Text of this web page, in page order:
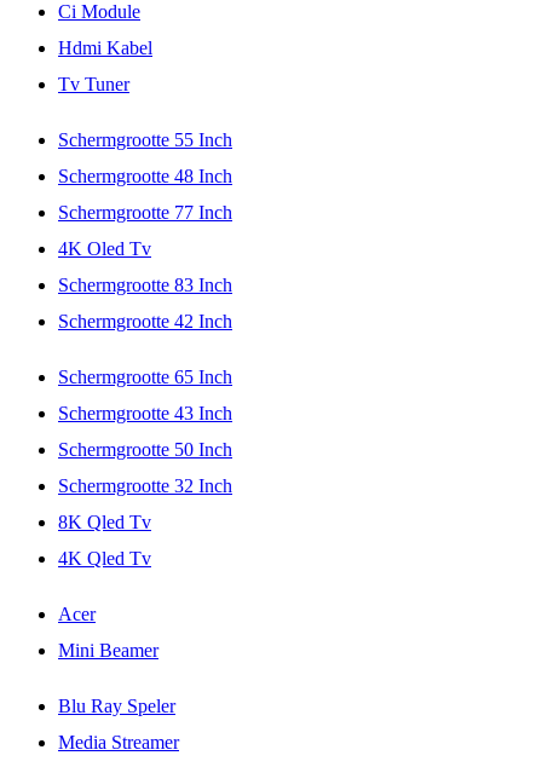
Ci Module
Hdmi Kabel
Tv Tuner
Schermgrootte 55 Inch
Schermgrootte 48 Inch
Schermgrootte 77 Inch
4K Oled Tv
Schermgrootte 83 Inch
Schermgrootte 42 Inch
Schermgrootte 65 Inch
Schermgrootte 43 Inch
Schermgrootte 50 Inch
Schermgrootte 32 Inch
8K Qled Tv
4K Qled Tv
Acer
Mini Beamer
Blu Ray Speler
Media Streamer